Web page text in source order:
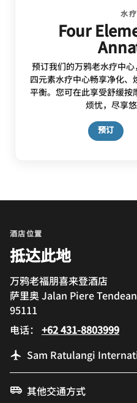
水
Four
预订我们的万鸦老水疗中
四元素水疗中心畅享净化
平衡。您可在此享受舒缓
烦忧，尽享
预订
酒店位置
抵达此地
万鸦老福朋喜来登酒店
萨里奥 Jalan Piere
95111
电话： +62 431-8803999
Sam Ratulangi
其他交通方式